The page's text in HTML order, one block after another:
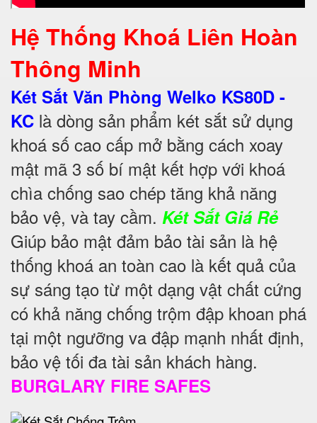
Hệ Thống Khoá Liên Hoàn
Thông Minh
Két Sắt Văn Phòng Welko KS80D -
KC là dòng sản phẩm két sắt sử dụng
khoá số cao cấp mở bằng cách xoay
mật mã 3 số bí mật kết hợp với khoá
chìa chống sao chép tăng khả năng
bảo vệ, và tay cầm. Két Sắt Giá Rẻ
Giúp bảo mật đảm bảo tài sản là hệ
thống khoá an toàn cao là kết quả của
sự sáng tạo từ một dạng vật chất cứng
có khả năng chống trộm đập khoan phá
tại một ngưỡng va đập mạnh nhất định,
bảo vệ tối đa tài sản khách hàng.
BURGLARY FIRE SAFES